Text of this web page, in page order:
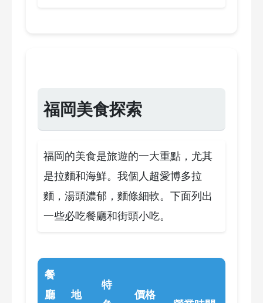
福岡美食探索
福岡的美食是旅遊的一大重點，尤其
是拉麵和海鮮。我個人超愛博多拉
麵，湯頭濃郁，麵條細軟。下面列出
一些必吃餐廳和街頭小吃。
餐
廳
地
特
價格